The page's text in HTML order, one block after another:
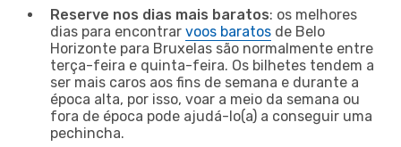
Reserve nos dias mais baratos: os melhores
dias para encontrar voos baratos de Belo
Horizonte para Bruxelas são normalmente entre
terça-feira e quinta-feira. Os bilhetes tendem a
ser mais caros aos fins de semana e durante a
época alta, por isso, voar a meio da semana ou
fora de época pode ajudá-lo(a) a conseguir uma
pechincha.